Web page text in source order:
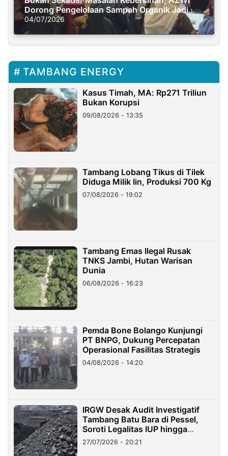
Dorong Pengelolaan Sampah Organik Jadi
Solusi Krisis Iklim
04/07/2026
TAMBANG ENERGY
Kasus Timah, MA: Rp271 Triliun
Bukan Korupsi
09/08/2026 - 13:35
Tambang Lobang Tikus di Tilek
Diduga Milik Iin, Produksi 700 Kg
07/08/2026 - 19:02
Tambang Emas Ilegal Rusak
TNKS Jambi, Hutan Warisan
Dunia
06/08/2026 - 16:23
Pemda Bone Bolango Kunjungi
PT BNPG, Dukung Percepatan
Operasional Fasilitas Strategis
04/08/2026 - 14:20
IRGW Desak Audit Investigatif
Tambang Batu Bara di Pessel,
Soroti Legalitas IUP hingga
Stockpile
27/07/2026 - 20:21